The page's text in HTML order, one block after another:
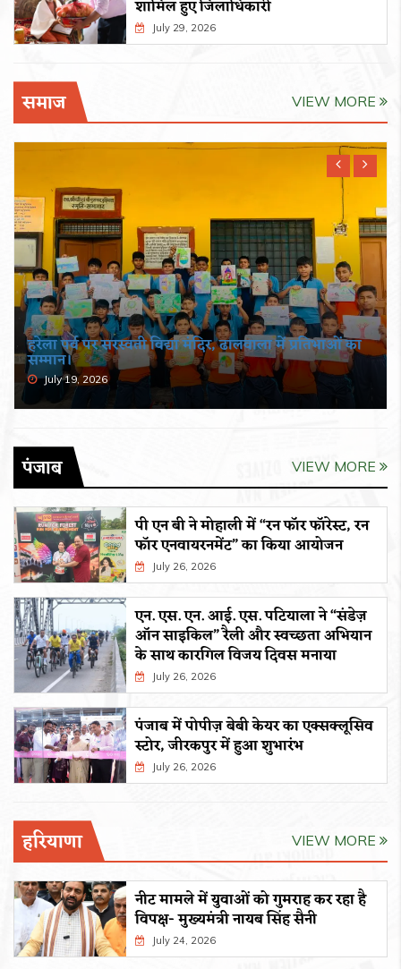
शामिल हुए जिलाधिकारी
July 29, 2026
समाज VIEW MORE
हरेला पर्व पर सरस्वती विद्या मंदिर, ढालवाला में प्रतिभाओं का
सम्मान।
July 19, 2026
पंजाब VIEW MORE
पी एन बी ने मोहाली में “रन फॉर फॉरेस्ट, रन
फॉर एनवायरनमेंट” का किया आयोजन
July 26, 2026
एन. एस. एन. आई. एस. पटियाला ने “संडेज़
ऑन साइकिल” रैली और स्वच्छता अभियान
के साथ कारगिल विजय दिवस मनाया
July 26, 2026
पंजाब में पोपीज़ बेबी केयर का एक्सक्लूसिव
स्टोर, जीरकपुर में हुआ शुभारंभ
July 26, 2026
हरियाणा VIEW MORE
नीट मामले में युवाओं को गुमराह कर रहा है
विपक्ष- मुख्यमंत्री नायब सिंह सैनी
July 24, 2026